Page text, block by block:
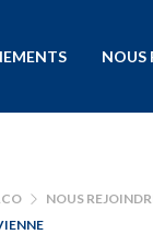
NOUS
NOUS